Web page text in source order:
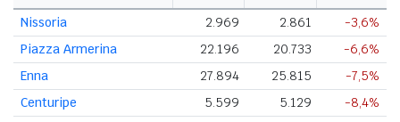
Nissoria
2.969 2.861
-3,6%
Piazza Armerina
22.196 20.733
-6,6%
Enna
27.894 25.815
-7,5%
Centuripe
5.599 5.129
-8,4%